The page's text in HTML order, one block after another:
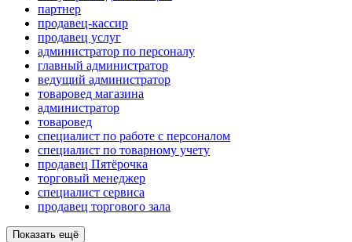
партнер
продавец-кассир
продавец услуг
администратор по персоналу
главный администратор
ведущий администратор
товаровед магазина
администратор
товаровед
специалист по работе с персоналом
специалист по товарному учету
продавец Пятёрочка
торговый менеджер
специалист сервиса
продавец торгового зала
Показать ещё